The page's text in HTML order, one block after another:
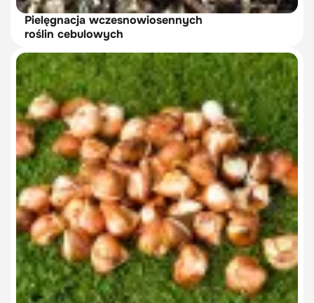
Pielęgnacja wczesnowiosennych
roślin cebulowych